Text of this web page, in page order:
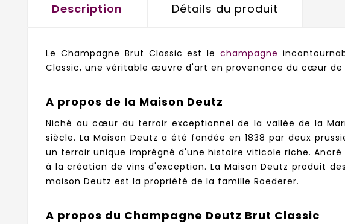
Description Détails du produit
Le Champagne Brut Classic est lechampagne
Classic, une véritable œuvre d'art en provenance du cœur de
A propos de la Maison Deutz
Niché au cœur du terroir exceptionnel de la vallée de la
siècle. La Maison Deutz a été fondée en 1838 par deux
un terroir unique imprégné d'une histoire viticole riche.
à la création de vins d'exception. La Maison Deutz produit
maison Deutz est la propriété de la famille Roederer.
A propos du Champagne Deutz Brut Classic